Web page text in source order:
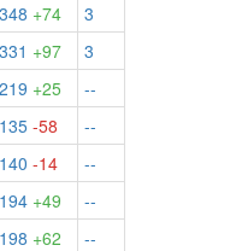
+74
3
+97
3
+25
--
-58
--
-14
--
+49
--
+62
--